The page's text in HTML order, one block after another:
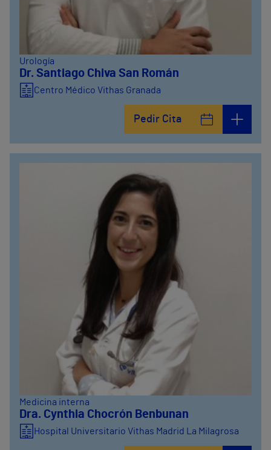
Urología
Dr. Santiago Chiva San Román
Centro Médico Vithas Granada
Pedir Cita
Medicina interna
Dra. Cynthia Chocrón Benbunan
Hospital Universitario Vithas Madrid La Milagrosa